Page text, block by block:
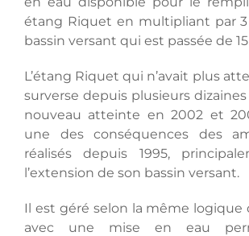
étang Riquet en multipliant par 3
bassin versant qui est passée de
L’étang Riquet qui n’avait plus
surverse depuis plusieurs dizaines
nouveau atteinte en 2002 et
une des conséquences des
réalisés depuis 1995,
l’extension de son bassin versant.
Il est géré selon la même logique
avec une mise en eau